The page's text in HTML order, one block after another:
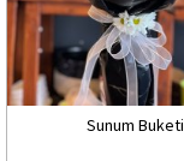
Sunum Buketi